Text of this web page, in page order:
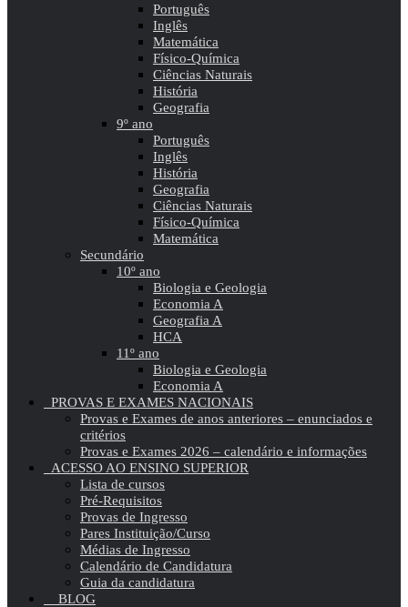
Português
Inglês
Matemática
Físico-Química
Ciências Naturais
História
Geografia
9º ano
Português
Inglês
História
Geografia
Ciências Naturais
Físico-Química
Matemática
Secundário
10º ano
Biologia e Geologia
Economia A
Geografia A
HCA
11º ano
Biologia e Geologia
Economia A
PROVAS E EXAMES NACIONAIS
Provas e Exames de anos anteriores – enunciados e
critérios
Provas e Exames 2026 – calendário e informações
ACESSO AO ENSINO SUPERIOR
Lista de cursos
Pré-Requisitos
Provas de Ingresso
Pares Instituição/Curso
Médias de Ingresso
Calendário de Candidatura
Guia da candidatura
BLOG